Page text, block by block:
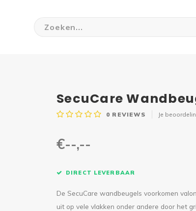
SecuCare
0 REVIEWS Je
€--,--
DIRECT LEVERBAAR
De SecuCare wandbeugels voorkomen
uit op vele vlakken onder andere door het